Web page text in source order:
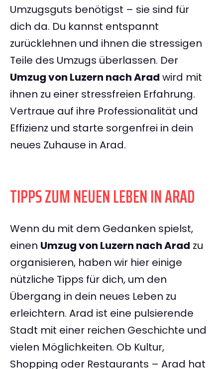
Umzugsguts benötigst – sie sind für
dich da. Du kannst entspannt
zurücklehnen und ihnen die stressigen
Teile des Umzugs überlassen. Der
Umzug von Luzern nach Arad wird mit
ihnen zu einer stressfreien Erfahrung.
Vertraue auf ihre Professionalität und
Effizienz und starte sorgenfrei in dein
neues Zuhause in Arad.
TIPPS ZUM NEUEN LEBEN IN ARAD
Wenn du mit dem Gedanken spielst,
einen Umzug von Luzern nach Arad zu
organisieren, haben wir hier einige
nützliche Tipps für dich, um den
Übergang in dein neues Leben zu
erleichtern. Arad ist eine pulsierende
Stadt mit einer reichen Geschichte und
vielen Möglichkeiten. Ob Kultur,
Shopping oder Restaurants – Arad hat